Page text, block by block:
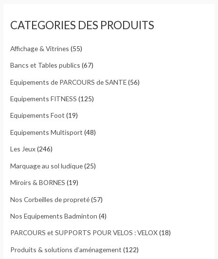
r
h
e
u
r
CATEGORIES DES PRODUITS
Affichage & Vitrines (55)
Bancs et Tables publics (67)
Equipements de PARCOURS de SANTE(56)
Equipements FITNESS (125)
Equipements Foot (19)
Equipements Multisport (48)
Les Jeux(246)
Marquage au sol ludique(25)
Miroirs & BORNES (19)
Nos Corbeilles de propreté(57)
Nos Equipements Badminton (4)
PARCOURS et SUPPORTS POUR VELOS : VELOX(18)
Produits & solutions d’aménagement (122)